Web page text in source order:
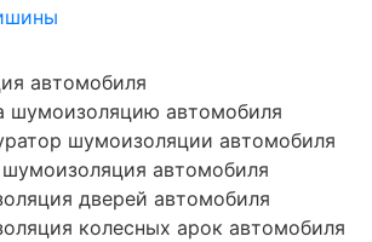
автомобиля
шумоизоляцию автомобиля
шумоизоляции автомобиля
автомобиля
дверей автомобиля
колесных арок автомобиля